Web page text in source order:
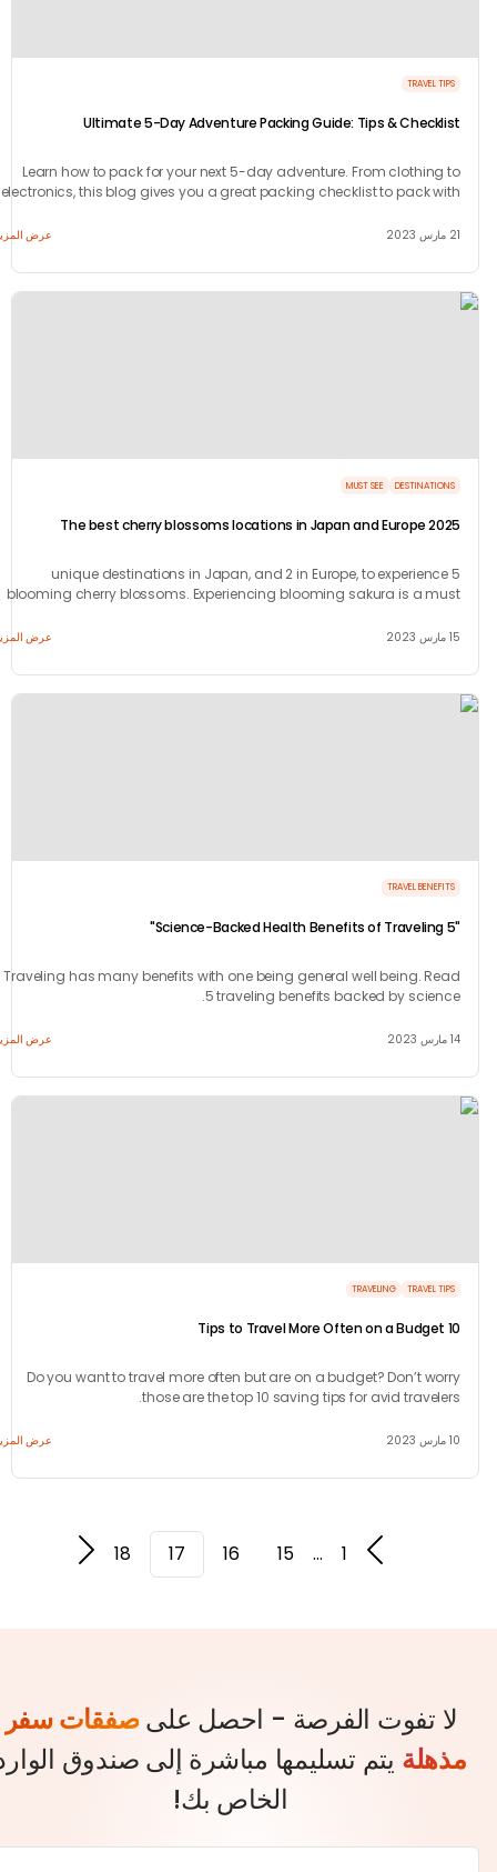
Ultimate 5-Day Adventure Packing Guide: Tips &
Learn how to pack for your next 5-day adventure. From
electronics, this blog gives you a great packing checklist to pack
عرض المزيد
MUST SEE
The best cherry blossoms locations in Japan and Europe
5 unique destinations in Japan, and 2 in Europe, to
blooming cherry blossoms. Experiencing blooming sakura is a
عرض المزيد
TRAVEL
Traveling has many benefits with one being general well being.
5 traveling benefits backed by
عرض المزيد
TRAVELING
Do you want to travel more often but are on a budget? Don’t
those are the top 10 saving tips for avid
عرض المزيد
...
15
16
17
18
تفوت الفرصة - احصل على صفقات سفر
يتم تسليمها مباشرة إلى صندوق الوارد
الخاص بك!